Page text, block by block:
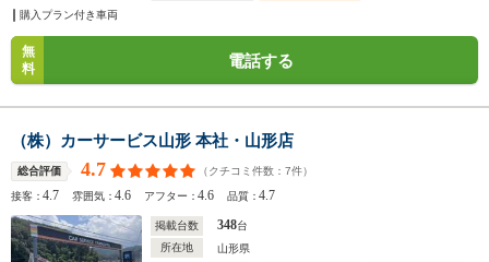
購入プラン付き車両
無
料
電話する
（株）カーサービス山形 本社・山形店
総合評価 4.7 （クチコミ件数： 7件）
接客：4.7 雰囲気：4.6 アフター：4.6 品質：4.7
掲載台数 348台
所在地
山形県